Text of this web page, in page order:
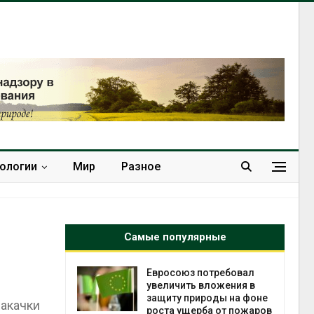
Мир Разное
Самые популярные
в
на фоне
от пожаров
Американские экологи
предупредили о
масштабном загрязнении
из-за противопожарной